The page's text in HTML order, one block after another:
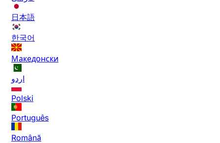
日本語
한국어
Македонски
اردو
Polski
Português
Română